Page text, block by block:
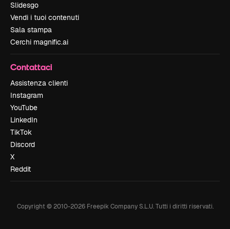
Slidesgo
Vendi i tuoi contenuti
Sala stampa
Cerchi magnific.ai
Contattaci
Assistenza clienti
Instagram
YouTube
LinkedIn
TikTok
Discord
X
Reddit
Copyright © 2010-2026Freepik Company S.L.U. Tutti i diritti riservati.